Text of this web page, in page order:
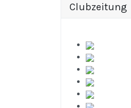
Clubzeitung